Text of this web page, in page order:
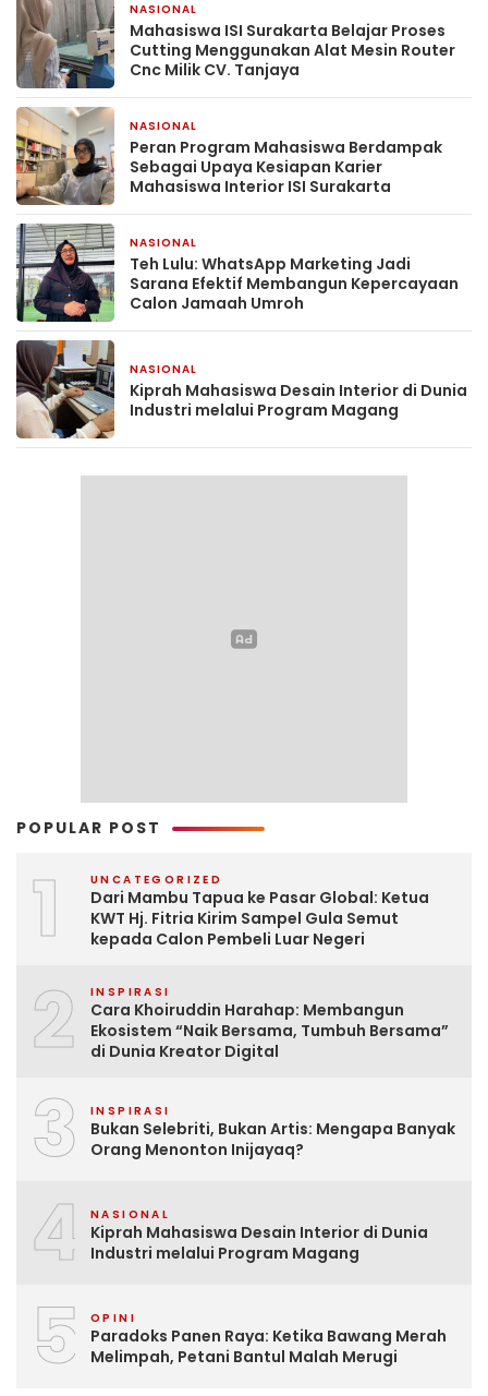
NASIONAL
Mahasiswa ISI Surakarta Belajar Proses
Cutting Menggunakan Alat Mesin Router
Cnc Milik CV. Tanjaya
NASIONAL
Peran Program Mahasiswa Berdampak
Sebagai Upaya Kesiapan Karier
Mahasiswa Interior ISI Surakarta
NASIONAL
Teh Lulu: WhatsApp Marketing Jadi
Sarana Efektif Membangun Kepercayaan
Calon Jamaah Umroh
NASIONAL
Kiprah Mahasiswa Desain Interior di Dunia
Industri melalui Program Magang
POPULAR POST
1 UNCATEGORIZED
Dari Mambu Tapua ke Pasar Global: Ketua
KWT Hj. Fitria Kirim Sampel Gula Semut
kepada Calon Pembeli Luar Negeri
2 INSPIRASI
Cara Khoiruddin Harahap: Membangun
Ekosistem “Naik Bersama, Tumbuh Bersama”
di Dunia Kreator Digital
3 INSPIRASI
Bukan Selebriti, Bukan Artis: Mengapa Banyak
Orang Menonton Inijayaq?
4 NASIONAL
Kiprah Mahasiswa Desain Interior di Dunia
Industri melalui Program Magang
5 OPINI
Paradoks Panen Raya: Ketika Bawang Merah
Melimpah, Petani Bantul Malah Merugi